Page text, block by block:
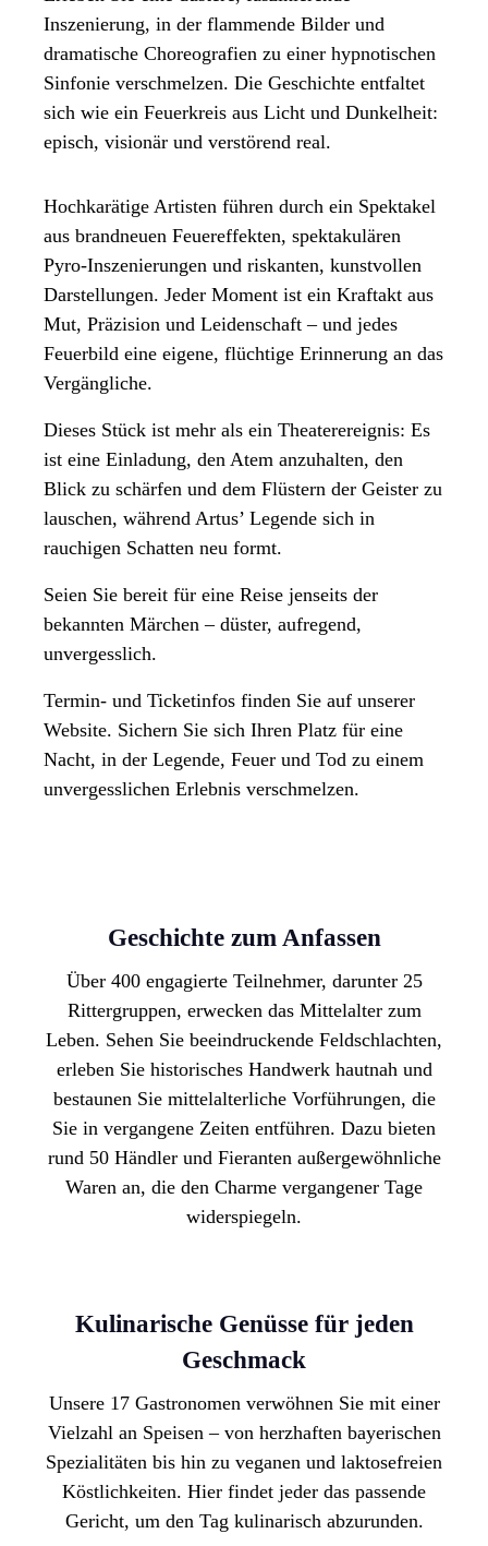
Inszenierung, in der flammende Bilder und
dramatische Choreografien zu einer hypnotischen
Sinfonie verschmelzen. Die Geschichte entfaltet
sich wie ein Feuerkreis aus Licht und Dunkelheit:
episch, visionär und verstörend real.
Hochkarätige Artisten führen durch ein Spektakel
aus brandneuen Feuereffekten, spektakulären
Pyro-Inszenierungen und riskanten, kunstvollen
Darstellungen. Jeder Moment ist ein Kraftakt aus
Mut, Präzision und Leidenschaft – und jedes
Feuerbild eine eigene, flüchtige Erinnerung an das
Vergängliche.
Dieses Stück ist mehr als ein Theaterereignis: Es
ist eine Einladung, den Atem anzuhalten, den
Blick zu schärfen und dem Flüstern der Geister zu
lauschen, während Artus’ Legende sich in
rauchigen Schatten neu formt.
Seien Sie bereit für eine Reise jenseits der
bekannten Märchen – düster, aufregend,
unvergesslich.
Termin- und Ticketinfos finden Sie auf unserer
Website. Sichern Sie sich Ihren Platz für eine
Nacht, in der Legende, Feuer und Tod zu einem
unvergesslichen Erlebnis verschmelzen.
Geschichte zum Anfassen
Über 400 engagierte Teilnehmer, darunter 25
Rittergruppen, erwecken das Mittelalter zum
Leben. Sehen Sie beeindruckende Feldschlachten,
erleben Sie historisches Handwerk hautnah und
bestaunen Sie mittelalterliche Vorführungen, die
Sie in vergangene Zeiten entführen. Dazu bieten
rund 50 Händler und Fierantenaußergewöhnliche
Waren an, die den Charme vergangener Tage
widerspiegeln.
Kulinarische Genüsse für jeden
Geschmack
Unsere 17 Gastronomen verwöhnen Sie mit einer
Vielzahl an Speisen – von herzhaften bayerischen
Spezialitäten bis hin zu veganen und laktosefreien
Köstlichkeiten. Hier findet jeder das passende
Gericht, um den Tag kulinarisch abzurunden.